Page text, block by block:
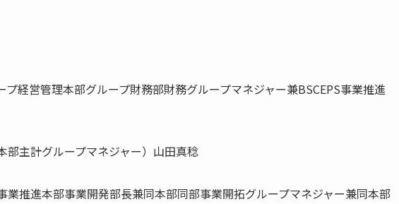
経営管理本部グループ財務部財務グループマネジャー兼BSCEPS事業推進
主計グループマネジャー）山田真稔
推進本部事業開発部長兼同本部同部事業開拓グループマネジャー兼同本部